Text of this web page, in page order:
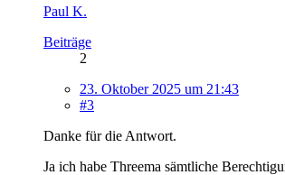
Paul K.
Beiträge
2
23. Oktober 2025 um 21:43
#3
Danke für die Antwort.
Ja ich habe Threema sämtliche